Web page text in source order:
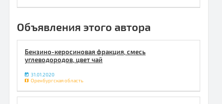
Объявления этого автора
Бензино-керосиновая фракция, смесь
углеводородов, цвет чай
31.01.2020
Оренбургская область